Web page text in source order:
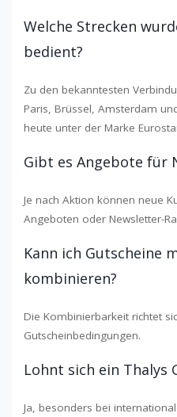
Welche Strecken
bedient?
Zu den bekanntesten
Paris, Brüssel, Amsterdam
heute unter der Marke
Gibt es Angebote für
Je nach Aktion können neue
Angeboten oder Newsletter-
Kann ich Gutscheine
kombinieren?
Die Kombinierbarkeit richtet
Gutscheinbedingungen.
Lohnt sich ein Thalys
Ja, besonders bei